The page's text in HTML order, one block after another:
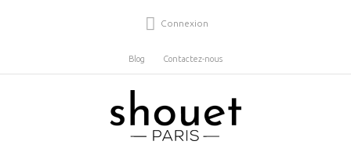
Connexion
Blog Contactez-nous